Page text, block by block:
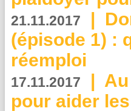
21.11.2017 |
(épisode 1) :
réemploi
17.11.2017 |
pour aider